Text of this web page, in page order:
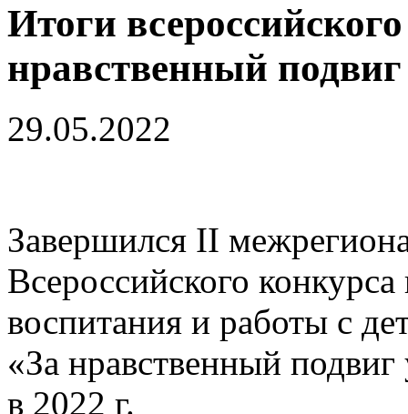
Итоги
нравственный
29.05.2022
Завершился II
Всероссийского
воспитания и работы с
«За нравственный
в 2022 г.